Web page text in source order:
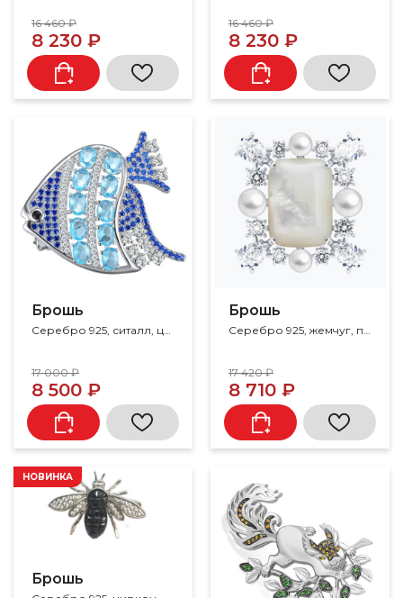
16 460 ₽
8 230 ₽
16 460 ₽
8 230 ₽
Брошь
Серебро 925, ситалл, циркон, шпинель
17 000 ₽
8 500 ₽
Брошь
Серебро 925, жемчуг, перламутр, фианит
17 420 ₽
8 710 ₽
Брошь
НОВИНКА